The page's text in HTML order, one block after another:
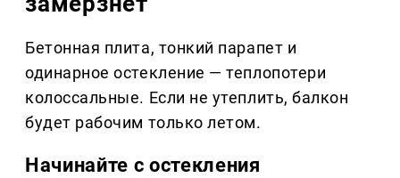
Бетонная плита, тонкий парапет и
одинарное остекление — теплопотери
колоссальные. Если не утеплить, балкон
будет рабочим только летом.
Начинайте с остекления